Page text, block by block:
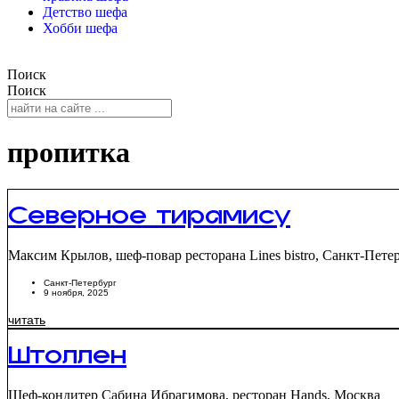
Детство шефа
Хобби шефа
Поиск
Поиск
пропитка
Северное тирамису
Максим Крылов, шеф-повар ресторана Lines bistro, Санкт-
Санкт-Петербург
9 ноября, 2025
читать
Штоллен
Шеф-кондитер Сабина Ибрагимова, ресторан Hands, Москва